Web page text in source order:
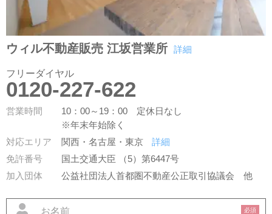
ウィル不動産販売 江坂営業所 詳細
フリーダイヤル
0120-227-622
営業時間
10：00～19：00 定休日なし
※年末年始除く
対応エリア
関西・名古屋・東京
詳細
免許番号
国土交通大臣 （5）第6447号
加入団体
公益社団法人首都圏不動産公正取引協議会他
必須